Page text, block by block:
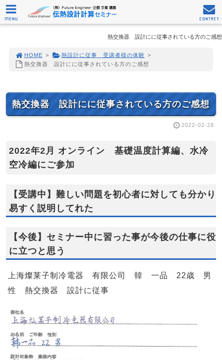
熱交換器 設計にに従事されている方のご感想
HOME > 熱設計に従事 受講者様の体験 >
熱交換器 設計にに従事されている方のご感想
熱交換器 設計にに従事されている方のご感想
2022-02-28
2022年2月 オンライン 基礎温度計算編、水冷
空冷編にご参加
【受講中】難しい問題を初心者に対しても分かり
易すく説明してれた
【今後】セミナー中に習った事が今後の仕事に役
に立つと思う
上海燦莱子制冷電器 有限公司 韓 一品 22歳 男
性 熱交換器 設計に従事
MENU CONTACT